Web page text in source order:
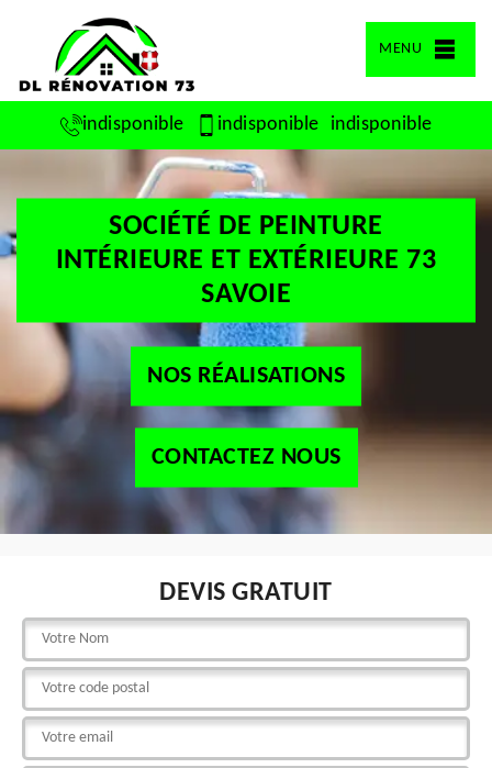
MENU
indisponible indisponible indisponible
SOCIÉTÉ DE PEINTURE
INTÉRIEURE ET EXTÉRIEURE 73
SAVOIE
NOS RÉALISATIONS
CONTACTEZ NOUS
DEVIS GRATUIT